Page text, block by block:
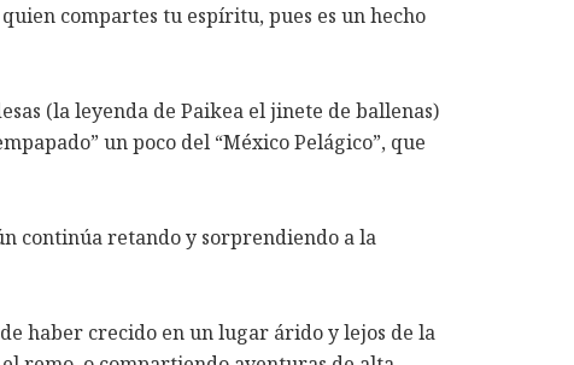
compartes tu espíritu, pues es un hecho
(la leyenda de Paikea el jinete de ballenas)
un poco del “México Pelágico”, que
continúa retando y sorprendiendo a la
haber crecido en un lugar árido y lejos de la